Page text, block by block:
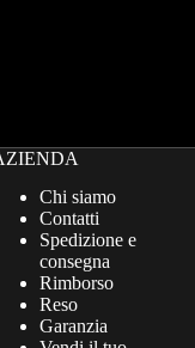
Chi siamo
Contatti
Spedizione e
consegna
Rimborso
Reso
Garanzia